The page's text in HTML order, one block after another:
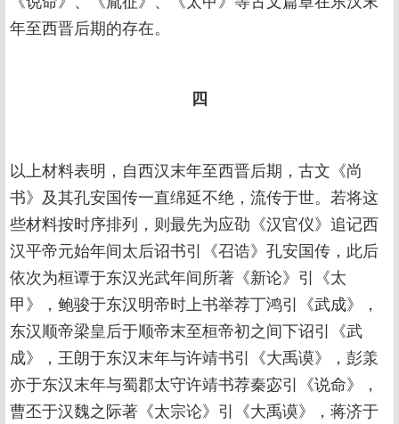
年至西晋后期的存在。
四
以上材料表明，自西汉末年至西晋后期，古文《尚
书》及其孔安国传一直绵延不绝，流传于世。若将这
些材料按时序排列，则最先为应劭《汉官仪》追记西
汉平帝元始年间太后诏书引《召诰》孔安国传，此后
依次为桓谭于东汉光武年间所著《新论》引《太
甲》，鲍骏于东汉明帝时上书举荐丁鸿引《武成》，
东汉顺帝梁皇后于顺帝末至桓帝初之间下诏引《武
成》，王朗于东汉末年与许靖书引《大禹谟》，彭羕
亦于东汉末年与蜀郡太守许靖书荐秦宓引《说命》，
曹丕于汉魏之际著《太宗论》引《大禹谟》，蒋济于